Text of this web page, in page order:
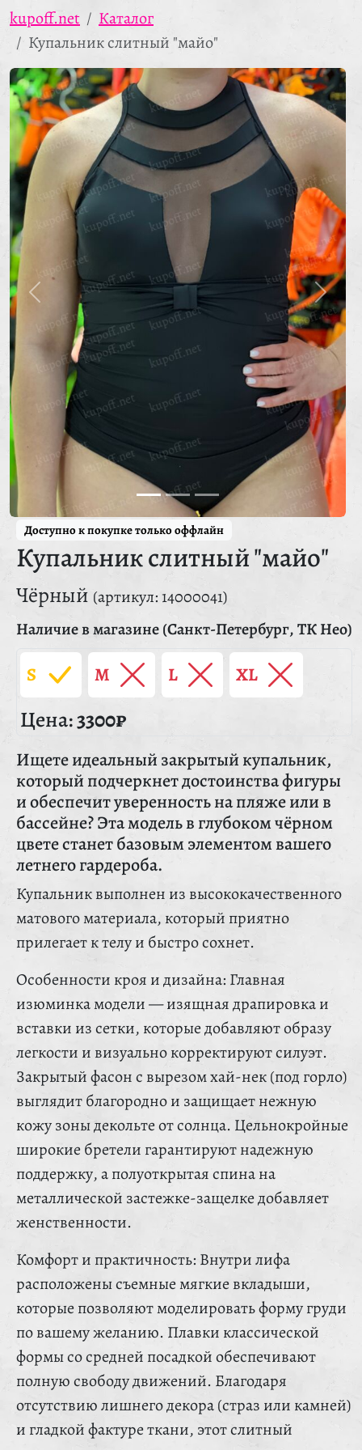
kupoff.net
Каталог
Купальник слитный "майо"
Доступно к покупке только оффлайн
Купальник слитный "майо"
Чёрный (артикул: 14000041)
Наличие в магазине (Санкт-Петербург, ТК Нео)
S M L XL
Цена:3300₽
Ищете идеальный закрытый купальник,
который подчеркнет достоинства фигуры
и обеспечит уверенность на пляже или в
бассейне? Эта модель в глубоком чёрном
цвете станет базовым элементом вашего
летнего гардероба.
Купальник выполнен из высококачественного
матового материала, который приятно
прилегает к телу и быстро сохнет.
Особенности кроя и дизайна: Главная
изюминка модели — изящная драпировка и
вставки из сетки, которые добавляют образу
легкости и визуально корректируют силуэт.
Закрытый фасон с вырезом хай-нек (под горло)
выглядит благородно и защищает нежную
кожу зоны декольте от солнца. Цельнокройные
широкие бретели гарантируют надежную
поддержку, а полуоткрытая спина на
металлической застежке-защелке добавляет
женственности.
Комфорт и практичность: Внутри лифа
расположены съемные мягкие вкладыши,
которые позволяют моделировать форму груди
по вашему желанию. Плавки классической
формы со средней посадкой обеспечивают
полную свободу движений. Благодаря
отсутствию лишнего декора (страз или камней)
и гладкой фактуре ткани, этот слитный